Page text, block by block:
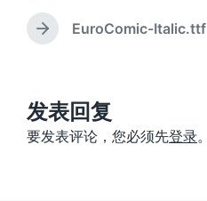
篇
文
章
下
：
EuroComic-Italic.ttf
发表回复
要发表评论，您必须先登录。